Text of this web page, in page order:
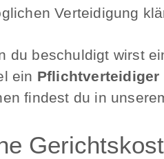
Verteidigung
du beschuldigt wirst
ein Pflichtverteidiger
findest du in